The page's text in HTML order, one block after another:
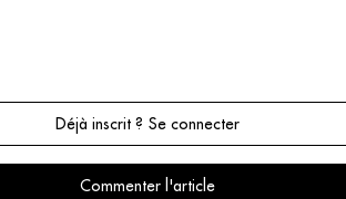
Déjà inscrit ? Se connecter
Commenter l'article